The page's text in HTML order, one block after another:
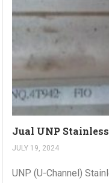
Jual UNP Stainless
JULY 19, 2024
UNP (U-Channel)